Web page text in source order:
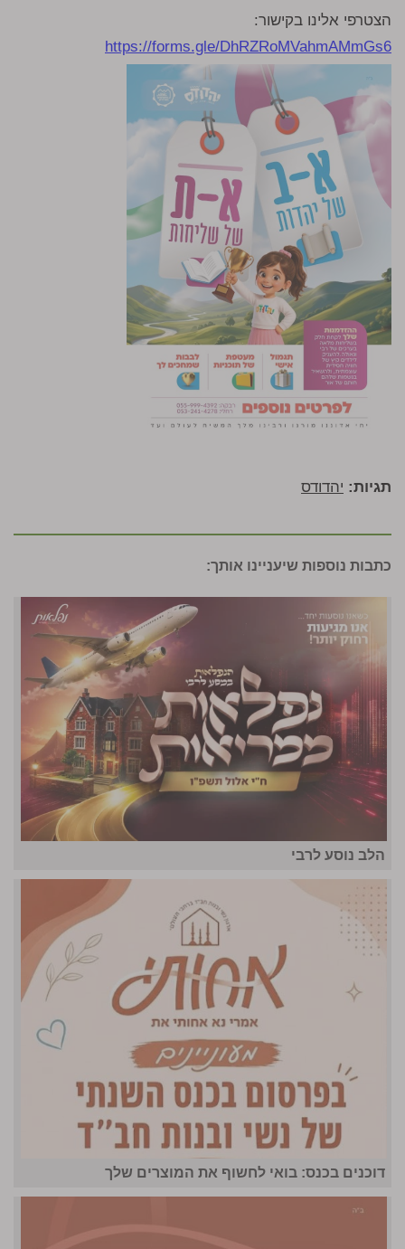
הצטרפי אלינו בקישור:
https://forms.gle/DhRZRoMVahmAMmGs6
תגיות: יהדודס
כתבות נוספות שיעניינו אותך:
הלב נוסע לרבי
דוכנים בכנס: בואי לחשוף את המוצרים שלך